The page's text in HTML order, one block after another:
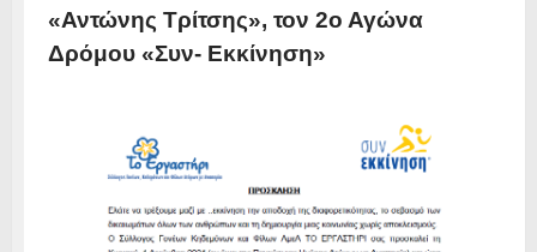
«Αντώνης Τρίτσης», τον 2ο Αγώνα
Δρόμου «Συν- Εκκίνηση»